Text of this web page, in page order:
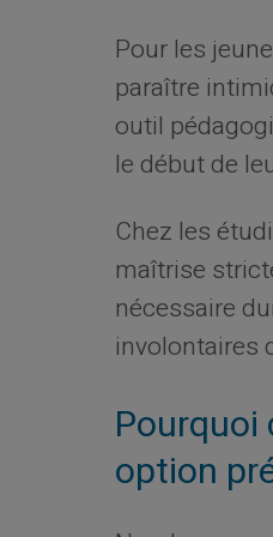
Pour les
paraître
outil
le début de
Chez les
maîtrise
nécessaire
involontaires
option